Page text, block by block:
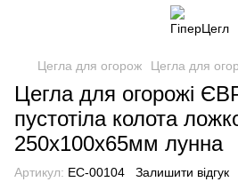
Цегла для огорож Цегла для
Цегла для огорожі
пустотіла колота
250х100х65мм лунна
Артикул: EC-00104 Залишити відгук